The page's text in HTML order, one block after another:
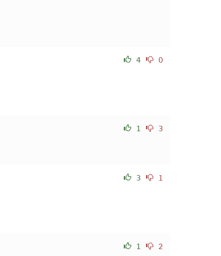
4 0
1 3
3 1
1 2